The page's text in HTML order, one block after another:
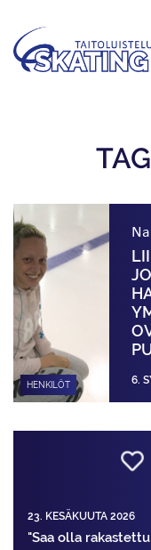
HENKILÖT 6.
23. KESÄKUUTA 2026
"Saa olla